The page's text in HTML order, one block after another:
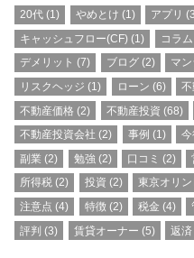
20代 (1) やめとけ (1) アプリ
キャッシュフロー(CF) (1) コラム
デメリット (7) ブログ(2) マ
リスクヘッジ (1) ローン (6)
不動産価格 (2) 不動産投資 (68)
不動産投資会社 (2) 事例 (1) 今
副業 (2) 勉強 (2) 口コミ (2)
所得税 (2) 投資 (2) 東京オリン
注意点 (4) 特徴(2) 税金 (4)
評判 (3) 賃貸オーナー (5) 返済